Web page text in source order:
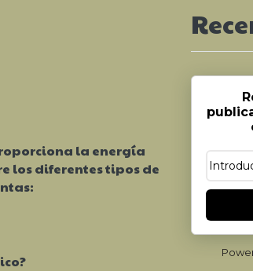
la energía
los diferentes tipos de